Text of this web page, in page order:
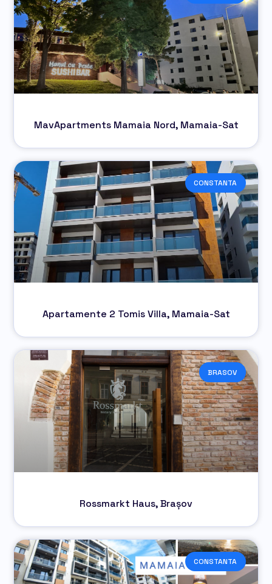
MavApartments Mamaia Nord, Mamaia-Sat
CONSTANTA
Apartamente 2 Tomis Villa, Mamaia-Sat
BRASOV
Rossmarkt Haus, Brașov
CONSTANTA